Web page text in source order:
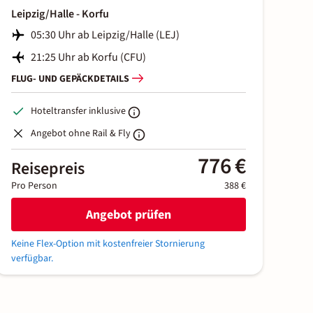
Leipzig/Halle - Korfu
05:30 Uhr ab Leipzig/Halle (LEJ)
21:25 Uhr ab Korfu (CFU)
FLUG- UND GEPÄCKDETAILS
Hoteltransfer inklusive
Angebot ohne Rail & Fly
Reisepreis 776 €
Pro Person 388 €
Angebot prüfen
Keine Flex-Option mit kostenfreier Stornierung
verfügbar.